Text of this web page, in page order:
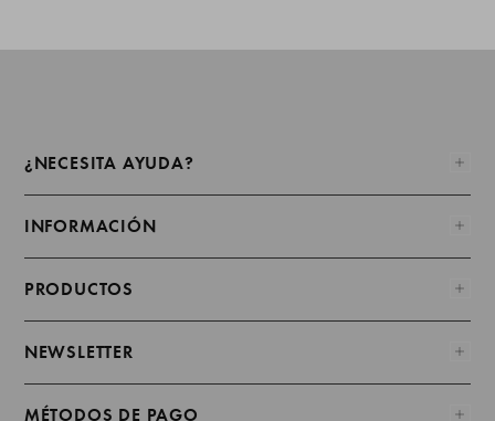
¿NECESITA AYUDA?
INFORMACIÓN
PRODUCTOS
NEWSLETTER
MÉTODOS DE PAGO